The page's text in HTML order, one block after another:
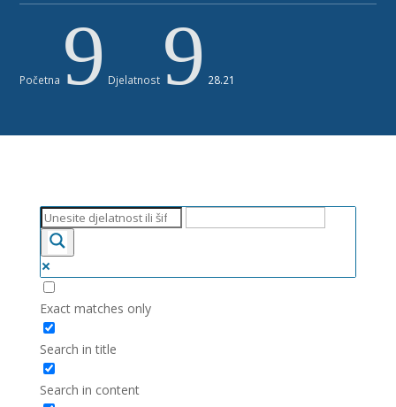
Početna 9 Djelatnost 9 28.21
Exact matches only
Search in title
Search in content